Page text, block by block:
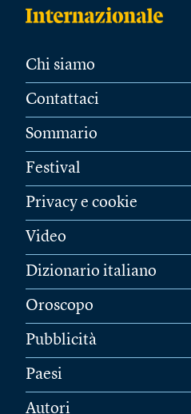
Chi siamo
Contattaci
Sommario
Festival
Privacy e cookie
Video
Dizionario italiano
Oroscopo
Pubblicità
Paesi
Autori